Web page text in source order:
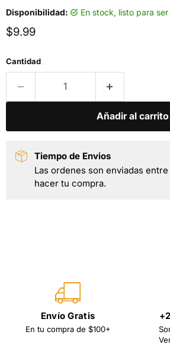
Disponibilidad: en stock, listo para
Precio actual
$9.99
Cantidad
Añadir al carrito
Tiempo de Envios
Las ordenes son enviadas
hacer tu compra.
Envío Gratis
En tu compra de $100+